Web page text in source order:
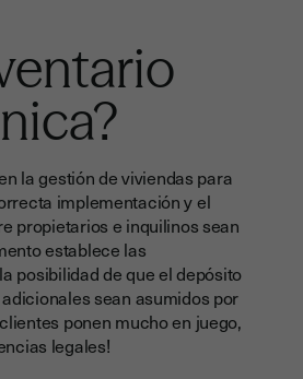
la gestión de viviendas para
implementación y el
propietarios e inquilinos sean
establece las
posibilidad de que el depósito
sean asumidos por
ponen mucho en juego,
legales!